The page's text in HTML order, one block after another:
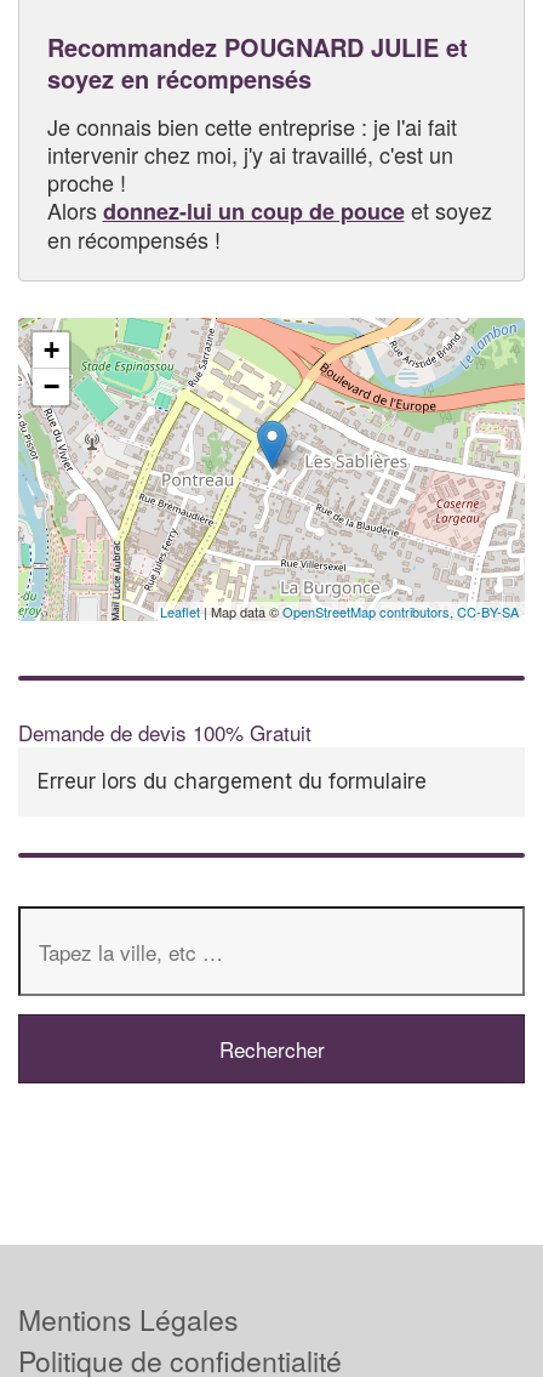
Recommandez POUGNARD JULIE et
soyez en récompensés
Je connais bien cette entreprise : je l'ai fait
intervenir chez moi, j'y ai travaillé, c'est un
proche !
Alorsdonnez-lui un coup de pouceet soyez
en récompensés !
+
−
Leaflet| Map data ©OpenStreetMap contributors, CC-BY-SA
Demande de devis 100% Gratuit
Erreur lors du chargement du formulaire
Mentions Légales
Politique de confidentialité